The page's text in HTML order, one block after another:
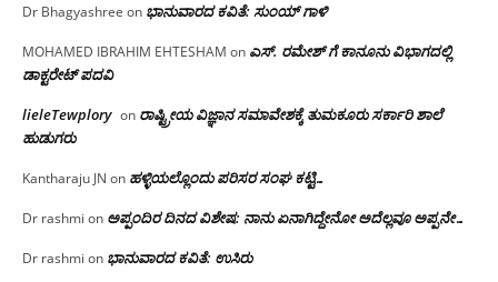
Dr Bhagyashree on ಭಾನುವಾರದ ಕವಿತೆ: ಸುಂಯ್ ಗಾಳಿ
MOHAMED IBRAHIM EHTESHAM on ಎಸ್. ರಮೇಶ್ ಗೆ ಕಾನೂನು ವಿಭಾಗದಲ್ಲಿ
ಡಾಕ್ಟರೇಟ್ ಪದವಿ
lieleTewplory on ರಾಷ್ಟ್ರೀಯ ವಿಜ್ಞಾನ ಸಮಾವೇಶಕ್ಕೆ‌ ತುಮಕೂರು ಸರ್ಕಾರಿ ಶಾಲೆ
ಹುಡುಗರು
Kantharaju JN on ಹಳ್ಳಿಯಲ್ಲೊಂದು ಪರಿಸರ ಸಂಘ ಕಟ್ಟಿ…
Dr rashmi on ಅಪ್ಪಂದಿರ ದಿನದ ವಿಶೇಷ: ನಾನು ಏನಾಗಿದ್ದೇನೋ‌ ಅದೆಲ್ಲವೂ ಅಪ್ಪನೇ…
Dr rashmi on ಭಾನುವಾರದ ಕವಿತೆ: ಉಸಿರು